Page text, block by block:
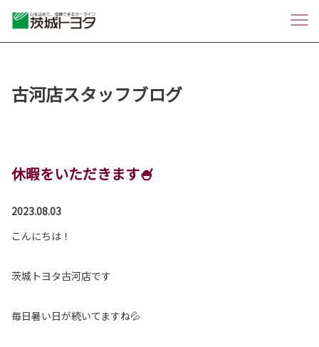
古河店スタッフブログ
休暇をいただきます🍧
2023.08.03
こんにちは！
茨城トヨタ古河店です
毎日暑い日が続いてますね💦